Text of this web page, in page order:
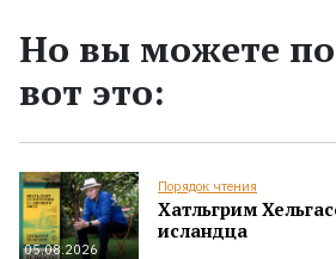
Но вы можете
вот это:
05.08.2026
Порядок чтения
Хатльгрим
исландца